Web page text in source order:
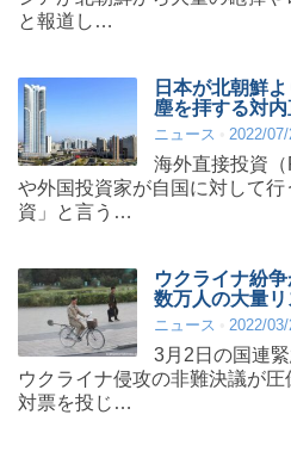
と報道し…
日本が北朝鮮
塵を拝する対
ニュース 2022/
海外直接投資
や外国投資家が自国に対して
資」と言う…
ウクライナ紛
数万人の大量
ニュース 2022/
3月2日の国連
ウクライナ侵攻の非難決議が
対票を投じ…